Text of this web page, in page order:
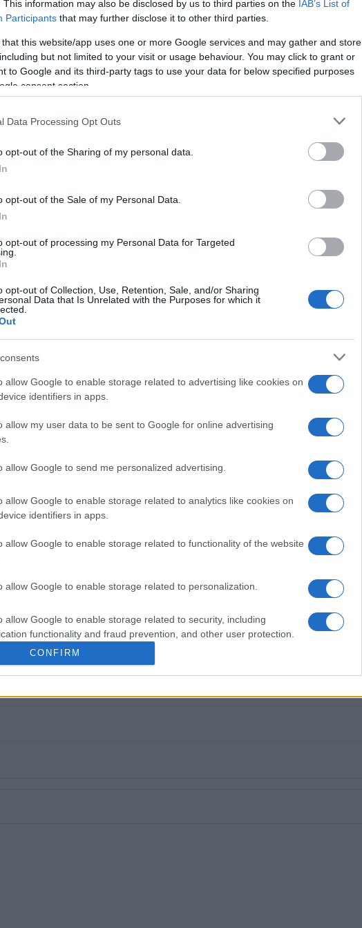
This information may also be disclosed by us to third parties on the IAB’s List of
Participants that may further disclose it to other third parties.
that this website/app uses one or more Google services and may gather and store
but not limited to your visit or usage behaviour. You may click to grant or
to Google and its third-party tags to use your data for below specified purposes
consent section.
Data Processing Opt Outs
opt-out of the Sharing of my personal data.
opt-out of the Sale of my Personal Data.
opt-out of processing my Personal Data for Targeted
opt-out of Collection, Use, Retention, Sale, and/or Sharing
Data that Is Unrelated with the Purposes for which it
allow Google to enable storage related to advertising like cookies on
identifiers in apps.
allow my user data to be sent to Google for online advertising
allow Google to send me personalized advertising.
allow Google to enable storage related to analytics like cookies on
identifiers in apps.
allow Google to enable storage related to functionality of the website
allow Google to enable storage related to personalization.
allow Google to enable storage related to security, including
functionality and fraud prevention, and other user protection.
CONFIRM
για το κρίκετ η διεξαγωγή σειράς αγώνων
Εθνικές ομάδες γυναικών στο κρίκετ, της
μέρες στο γήπεδο της Μαρίνας στα Γουβιά οι
σε μια προσπάθεια καλύτερης θα λέγαμε
στους Ολυμπιακούς αγώνες, θα έχουμε
μέρος.
ζωντανά, παράλληλα έκανε αναφορά
CC στο νησί μας, με την παρακάτω
αγωνιστικές υποχρεώσεις στις 9, 10 και 11
Γερμανίας στο γήπεδο της Μαρίνας Γουβιών. Οι
Cricket Network (ECN). Η ομάδα της Γερμανίας
επτά συναρπαστικούς και απαιτητικούς αγώνες.
Εθνική μας!!!
την περιοδεία της στην Κέρκυρα, με τον
στον ιστορικό χώρο της Κάτω Πλατείας. Σε
η Εθνική Ελλάδας επικράτησε,
CC ΦΩΤΟ@ΕΛΟΚ
Πορεία της Κέρκυρας», ενώ από τις
χρόνια στο «Κερκυραϊκό Βήμα». Από το 1994
«Κερκυραϊκά Σπορ» και από το 2000 και για
με την τηλεόραση του Corfu Channel
του) και Start TV, συνολικά 15 χρόνια.
Facebook